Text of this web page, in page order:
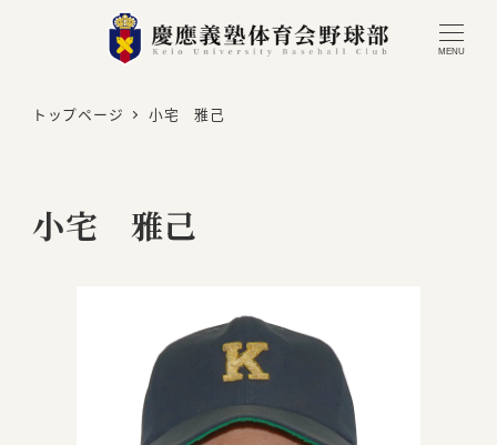
MENU
トップページ 小宅 雅己
小宅 雅己